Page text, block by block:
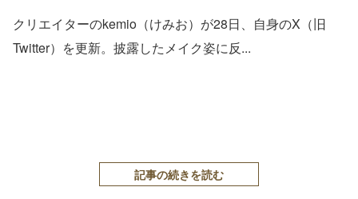
クリエイターのkemio（けみお）が28日、自身のX（旧
Twitter）を更新。披露したメイク姿に反...
記事の続きを読む